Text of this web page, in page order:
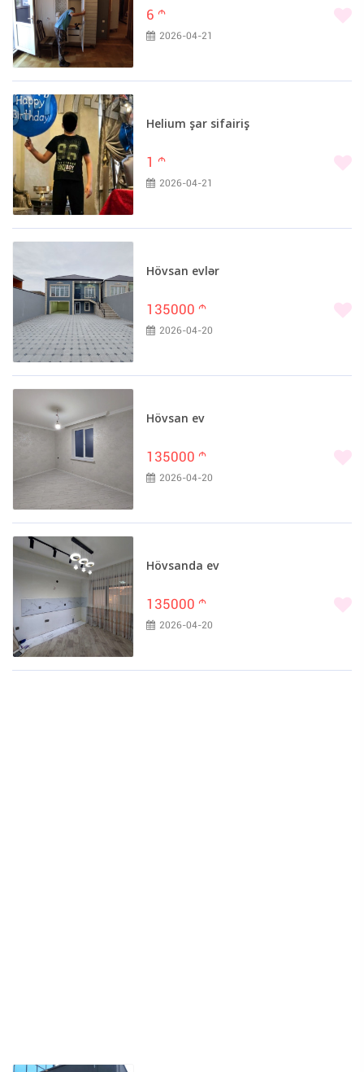
6 m
2026-04-21
Helium şar sifairiş
1 m
2026-04-21
Hövsan evlər
135000 m
2026-04-20
Hövsan ev
135000 m
2026-04-20
Hövsanda ev
135000 m
2026-04-20